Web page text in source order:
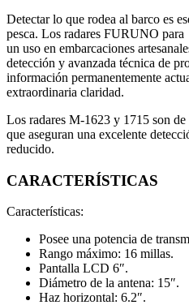
Detectar lo que rodea al barco es
pesca. Los radares FURUNO para
un uso en embarcaciones
detección y avanzada técnica de
información permanentemente
extraordinaria claridad.
Los radares M-1623 y 1715 son
que aseguran una excelente
reducido.
CARACTERÍSTICAS
Características:
Posee una potencia de
Rango máximo: 16 millas.
Pantalla LCD 6″.
Diámetro de la antena: 15″.
Haz horizontal: 6.2″.